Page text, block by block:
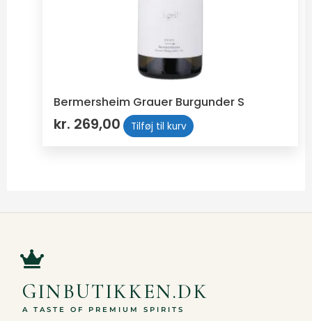
Bermersheim Grauer Burgunder S
kr. 269,00 Tilføj til kurv
GINBUTIKKEN.DK
A TASTE OF PREMIUM SPIRITS